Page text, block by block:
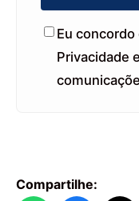
Eu concordo
Privacidade
Compartilhe: